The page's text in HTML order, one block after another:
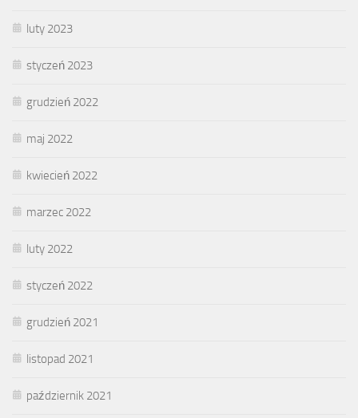
luty 2023
styczeń 2023
grudzień 2022
maj 2022
kwiecień 2022
marzec 2022
luty 2022
styczeń 2022
grudzień 2021
listopad 2021
październik 2021